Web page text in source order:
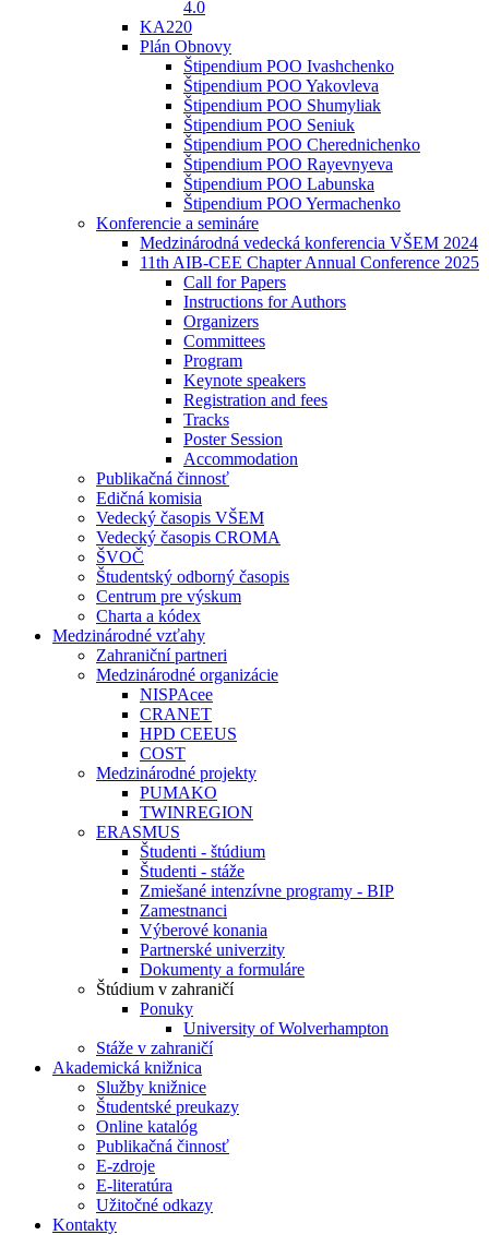
4.0
KA220
Plán Obnovy
Štipendium POO Ivashchenko
Štipendium POO Yakovleva
Štipendium POO Shumyliak
Štipendium POO Seniuk
Štipendium POO Cherednichenko
Štipendium POO Rayevnyeva
Štipendium POO Labunska
Štipendium POO Yermachenko
Konferencie a semináre
Medzinárodná vedecká konferencia VŠEM 2024
11th AIB-CEE Chapter Annual Conference 2025
Call for Papers
Instructions for Authors
Organizers
Committees
Program
Keynote speakers
Registration and fees
Tracks
Poster Session
Accommodation
Publikačná činnosť
Edičná komisia
Vedecký časopis VŠEM
Vedecký časopis CROMA
ŠVOČ
Študentský odborný časopis
Centrum pre výskum
Charta a kódex
Medzinárodné vzťahy
Zahraniční partneri
Medzinárodné organizácie
NISPAcee
CRANET
HPD CEEUS
COST
Medzinárodné projekty
PUMAKO
TWINREGION
ERASMUS
Študenti - štúdium
Študenti - stáže
Zmiešané intenzívne programy - BIP
Zamestnanci
Výberové konania
Partnerské univerzity
Dokumenty a formuláre
Štúdium v zahraničí
Ponuky
University of Wolverhampton
Stáže v zahraničí
Akademická knižnica
Služby knižnice
Študentské preukazy
Online katalóg
Publikačná činnosť
E-zdroje
E-literatúra
Užitočné odkazy
Kontakty